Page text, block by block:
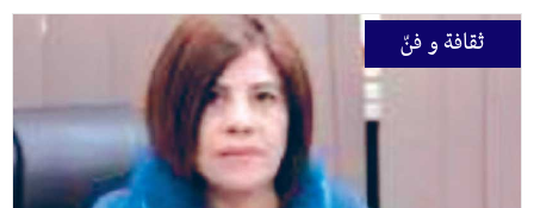
ثقافة و فنّ